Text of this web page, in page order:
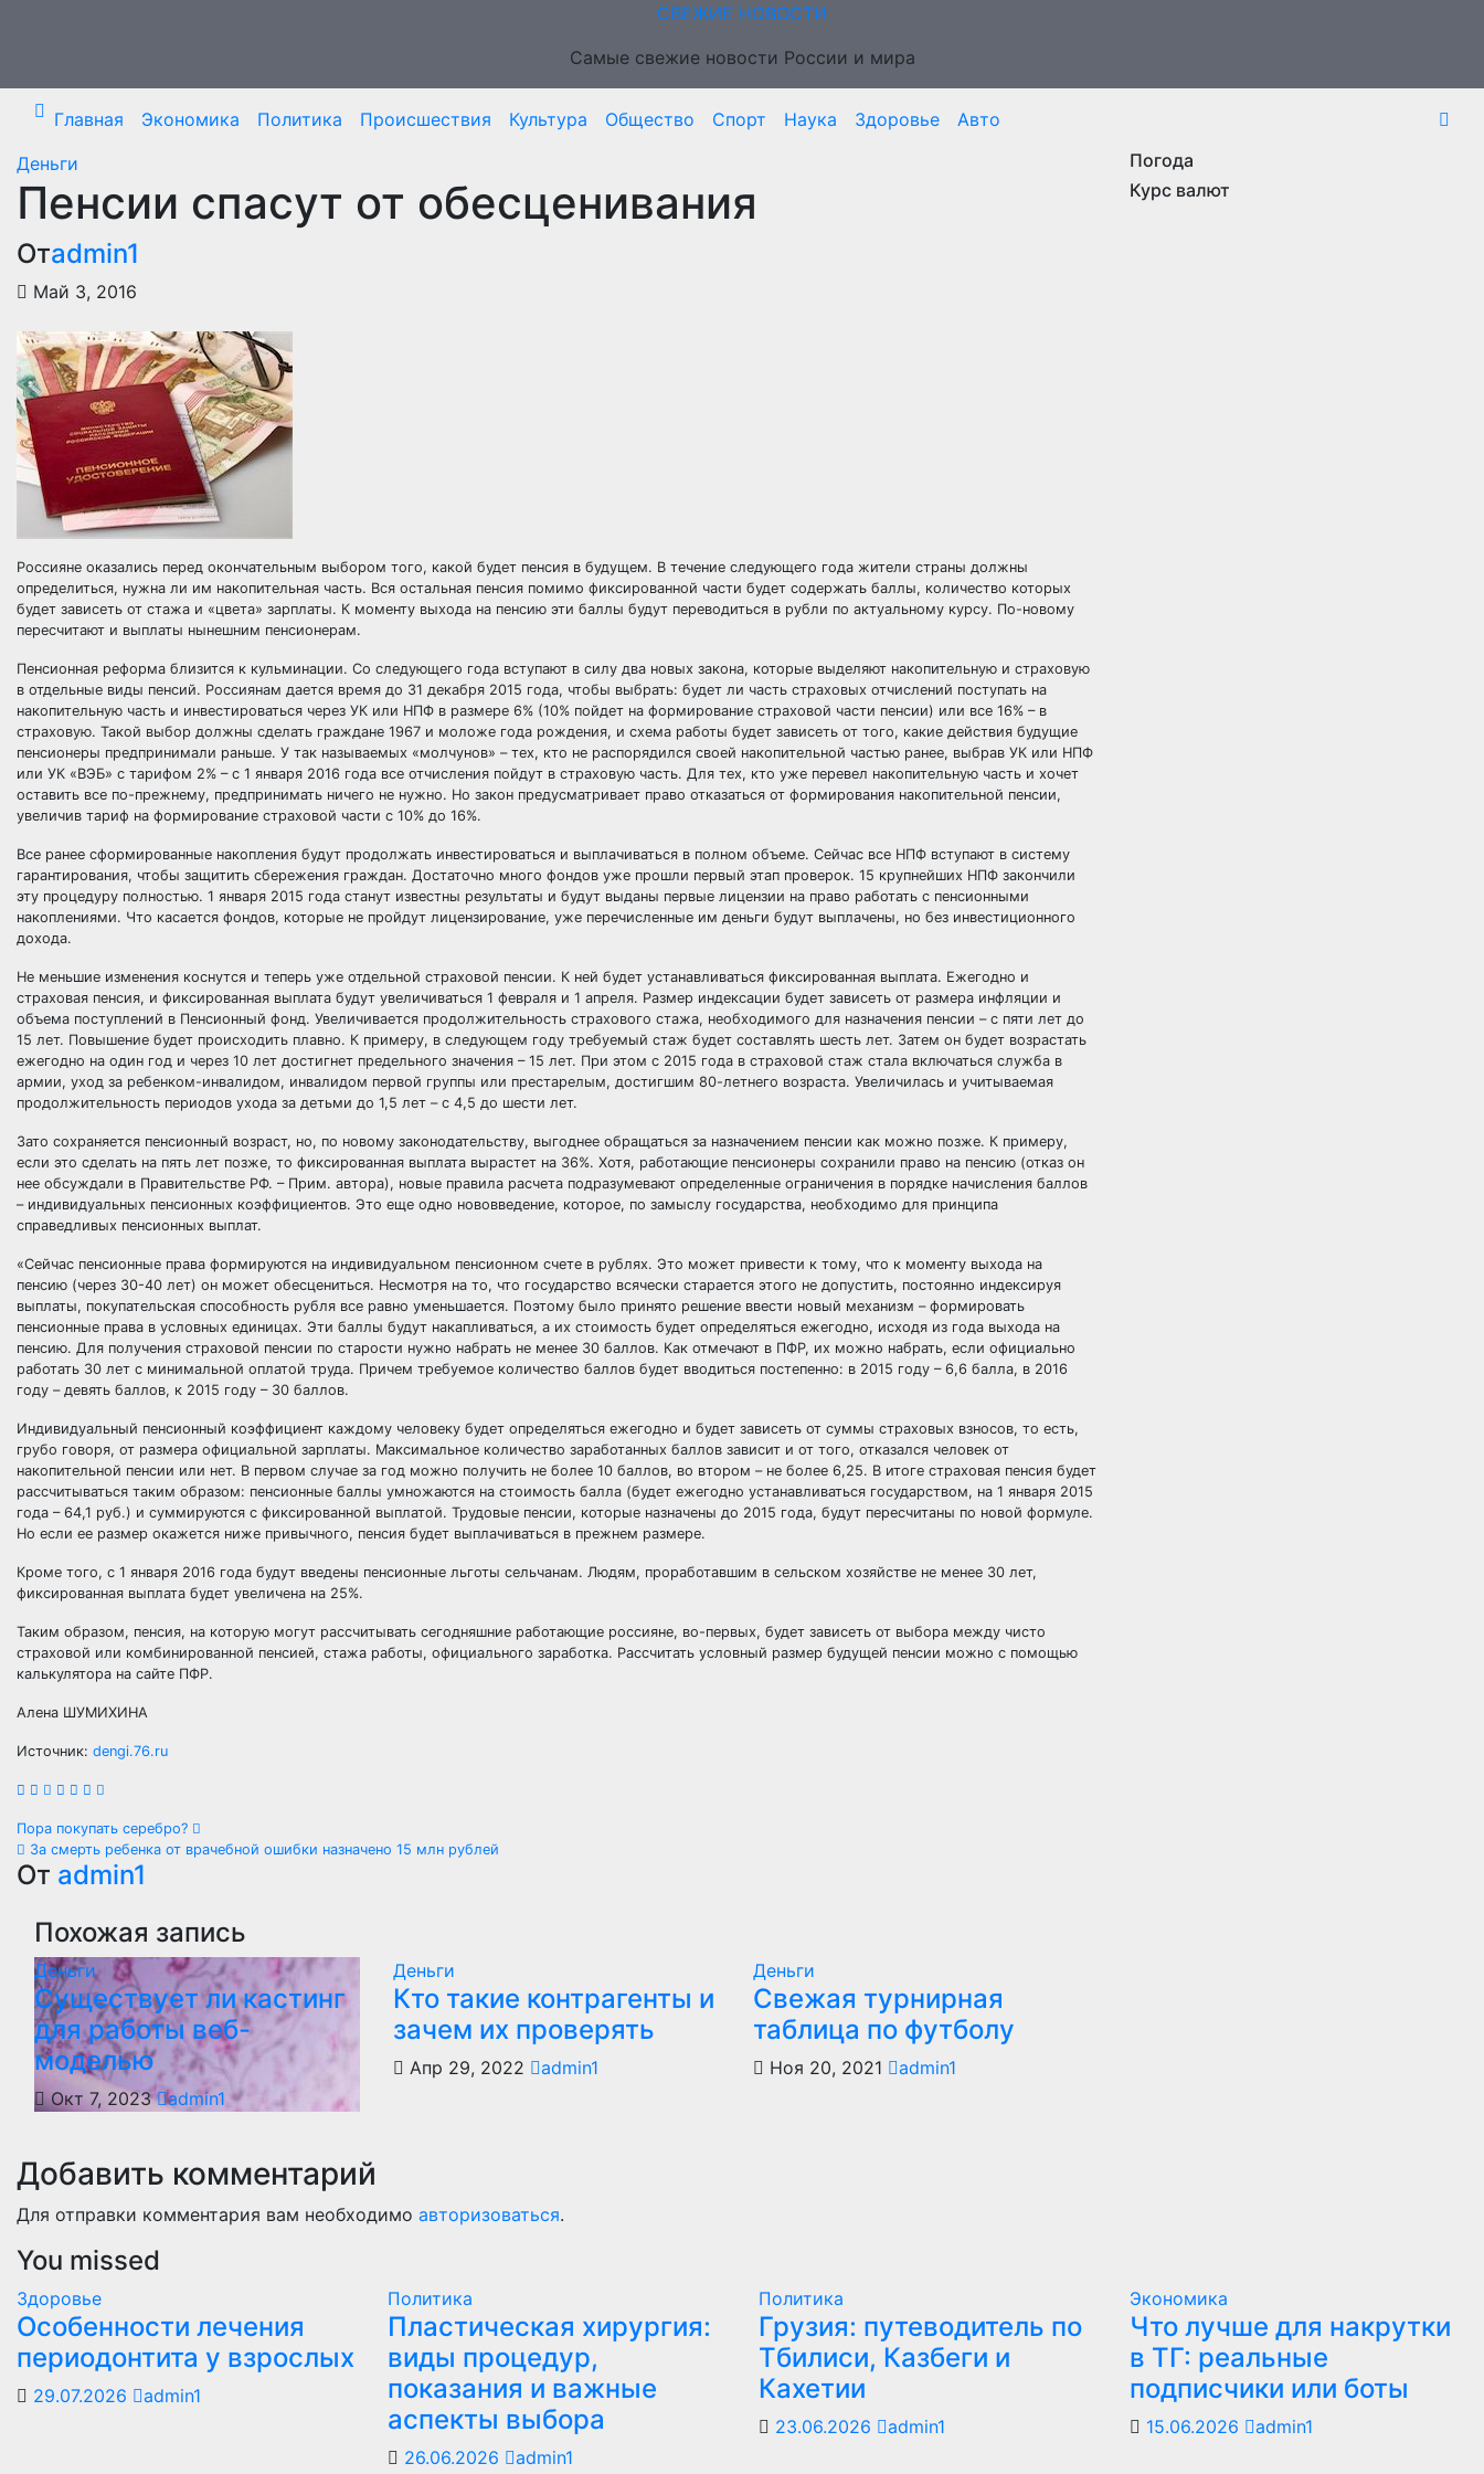
СВЕЖИЕ НОВОСТИ
Самые свежие новости России и мира
Главная Экономика Политика Происшествия Культура Общество Спорт Наука Здоровье
Авто
Деньги
Пенсии спасут от обесценивания
Отadmin1
Май 3, 2016
Россияне оказались перед окончательным выбором того, какой будет пенсия в будущем. В течение следующего года жители страны должны
определиться, нужна ли им накопительная часть. Вся остальная пенсия помимо фиксированной части будет содержать баллы, количество которых
будет зависеть от стажа и «цвета» зарплаты. К моменту выхода на пенсию эти баллы будут переводиться в рубли по актуальному курсу. По-новому
пересчитают и выплаты нынешним пенсионерам.
Пенсионная реформа близится к кульминации. Со следующего года вступают в силу два новых закона, которые выделяют накопительную и страховую
в отдельные виды пенсий. Россиянам дается время до 31 декабря 2015 года, чтобы выбрать: будет ли часть страховых отчислений поступать на
накопительную часть и инвестироваться через УК или НПФ в размере 6% (10% пойдет на формирование страховой части пенсии) или все 16% – в
страховую. Такой выбор должны сделать граждане 1967 и моложе года рождения, и схема работы будет зависеть от того, какие действия будущие
пенсионеры предпринимали раньше. У так называемых «молчунов» – тех, кто не распорядился своей накопительной частью ранее, выбрав УК или НПФ
или УК «ВЭБ» с тарифом 2% – с 1 января 2016 года все отчисления пойдут в страховую часть. Для тех, кто уже перевел накопительную часть и хочет
оставить все по-прежнему, предпринимать ничего не нужно. Но закон предусматривает право отказаться от формирования накопительной пенсии,
увеличив тариф на формирование страховой части с 10% до 16%.
Все ранее сформированные накопления будут продолжать инвестироваться и выплачиваться в полном объеме. Сейчас все НПФ вступают в систему
гарантирования, чтобы защитить сбережения граждан. Достаточно много фондов уже прошли первый этап проверок. 15 крупнейших НПФ закончили
эту процедуру полностью. 1 января 2015 года станут известны результаты и будут выданы первые лицензии на право работать с пенсионными
накоплениями. Что касается фондов, которые не пройдут лицензирование, уже перечисленные им деньги будут выплачены, но без инвестиционного
дохода.
Не меньшие изменения коснутся и теперь уже отдельной страховой пенсии. К ней будет устанавливаться фиксированная выплата. Ежегодно и
страховая пенсия, и фиксированная выплата будут увеличиваться 1 февраля и 1 апреля. Размер индексации будет зависеть от размера инфляции и
объема поступлений в Пенсионный фонд. Увеличивается продолжительность страхового стажа, необходимого для назначения пенсии – с пяти лет до
15 лет. Повышение будет происходить плавно. К примеру, в следующем году требуемый стаж будет составлять шесть лет. Затем он будет возрастать
ежегодно на один год и через 10 лет достигнет предельного значения – 15 лет. При этом с 2015 года в страховой стаж стала включаться служба в
армии, уход за ребенком-инвалидом, инвалидом первой группы или престарелым, достигшим 80-летнего возраста. Увеличилась и учитываемая
продолжительность периодов ухода за детьми до 1,5 лет – с 4,5 до шести лет.
Зато сохраняется пенсионный возраст, но, по новому законодательству, выгоднее обращаться за назначением пенсии как можно позже. К примеру,
если это сделать на пять лет позже, то фиксированная выплата вырастет на 36%. Хотя, работающие пенсионеры сохранили право на пенсию (отказ он
нее обсуждали в Правительстве РФ. – Прим. автора), новые правила расчета подразумевают определенные ограничения в порядке начисления баллов
– индивидуальных пенсионных коэффициентов. Это еще одно нововведение, которое, по замыслу государства, необходимо для принципа
справедливых пенсионных выплат.
«Сейчас пенсионные права формируются на индивидуальном пенсионном счете в рублях. Это может привести к тому, что к моменту выхода на
пенсию (через 30-40 лет) он может обесцениться. Несмотря на то, что государство всячески старается этого не допустить, постоянно индексируя
выплаты, покупательская способность рубля все равно уменьшается. Поэтому было принято решение ввести новый механизм – формировать
пенсионные права в условных единицах. Эти баллы будут накапливаться, а их стоимость будет определяться ежегодно, исходя из года выхода на
пенсию. Для получения страховой пенсии по старости нужно набрать не менее 30 баллов. Как отмечают в ПФР, их можно набрать, если официально
работать 30 лет с минимальной оплатой труда. Причем требуемое количество баллов будет вводиться постепенно: в 2015 году – 6,6 балла, в 2016
году – девять баллов, к 2015 году – 30 баллов.
Индивидуальный пенсионный коэффициент каждому человеку будет определяться ежегодно и будет зависеть от суммы страховых взносов, то есть,
грубо говоря, от размера официальной зарплаты. Максимальное количество заработанных баллов зависит и от того, отказался человек от
накопительной пенсии или нет. В первом случае за год можно получить не более 10 баллов, во втором – не более 6,25. В итоге страховая пенсия будет
рассчитываться таким образом: пенсионные баллы умножаются на стоимость балла (будет ежегодно устанавливаться государством, на 1 января 2015
года – 64,1 руб.) и суммируются с фиксированной выплатой. Трудовые пенсии, которые назначены до 2015 года, будут пересчитаны по новой формуле.
Но если ее размер окажется ниже привычного, пенсия будет выплачиваться в прежнем размере.
Кроме того, с 1 января 2016 года будут введены пенсионные льготы сельчанам. Людям, проработавшим в сельском хозяйстве не менее 30 лет,
фиксированная выплата будет увеличена на 25%.
Таким образом, пенсия, на которую могут рассчитывать сегодняшние работающие россияне, во-первых, будет зависеть от выбора между чисто
страховой или комбинированной пенсией, стажа работы, официального заработка. Рассчитать условный размер будущей пенсии можно с помощью
калькулятора на сайте ПФР.
Алена ШУМИХИНА
Источник: dengi.76.ru
Навигация
по
записям
Пора покупать серебро?
За смерть ребенка от врачебной ошибки назначено 15 млн рублей
От admin1
Похожая запись
Деньги
Существует ли кастинг
для работы веб-
моделью
Окт 7, 2023 admin1
Деньги
Кто такие контрагенты и
зачем их проверять
Апр 29, 2022 admin1
Деньги
Свежая турнирная
таблица по футболу
Ноя 20, 2021 admin1
Добавить комментарий
Для отправки комментария вам необходимо авторизоваться.
Погода
Курс валют
You missed
Здоровье
Особенности лечения
периодонтита у взрослых
29.07.2026 admin1
Политика
Пластическая хирургия:
виды процедур,
показания и важные
аспекты выбора
26.06.2026 admin1
Политика
Грузия: путеводитель по
Тбилиси, Казбеги и
Кахетии
23.06.2026 admin1
Экономика
Что лучше для накрутки
в ТГ: реальные
подписчики или боты
15.06.2026 admin1